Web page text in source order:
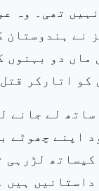
تھی۔ وہ
نے
ماں دو
کو اتارکر
لے جانے
اپنے
ہیں